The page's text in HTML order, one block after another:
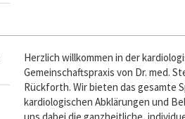
Herzlich willkommen in der
Gemeinschaftspraxis von Dr. med.
Rückforth. Wir bieten das gesamte
kardiologischen Abklärungen und